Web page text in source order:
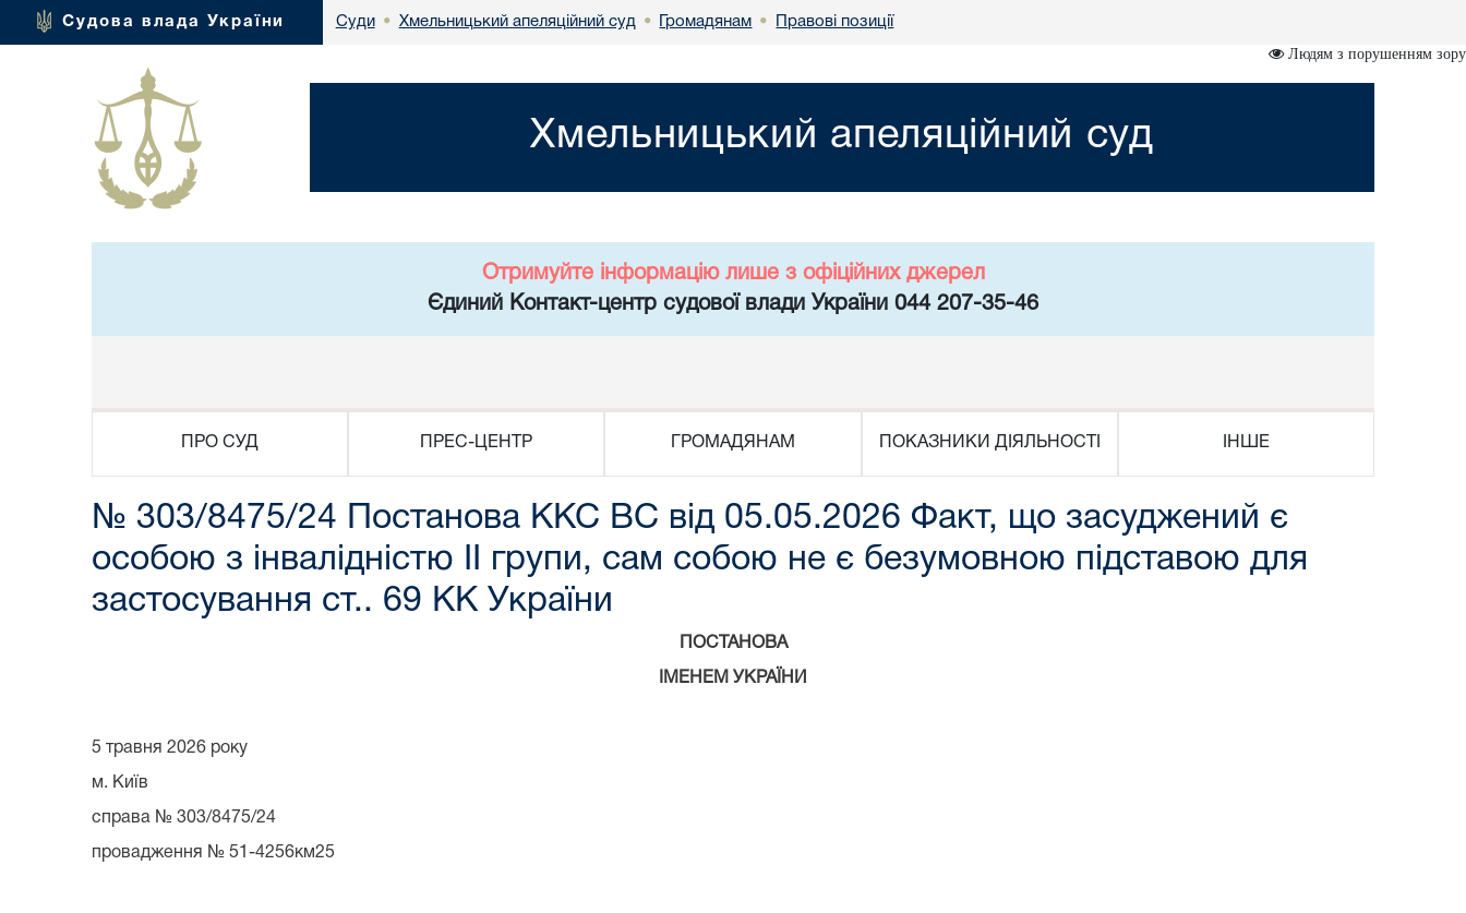
Судова влада України Суди • Хмельницький апеляційний суд • Громадянам • Правові позиції
Людям з порушенням зору
Хмельницький апеляційний суд
Отримуйте інформацію лише з офіційних джерел
Єдиний Контакт-центр судової влади України 044 207-35-46
ПРО СУД ПРЕС-ЦЕНТР ГРОМАДЯНАМ ПОКАЗНИКИ ДІЯЛЬНОСТІ ІНШЕ
№ 303/8475/24 Постанова ККС ВС від 05.05.2026 Факт, що засуджений є
особою з інвалідністю ІІ групи, сам собою не є безумовною підставою для
застосування ст.. 69 КК України
ПОСТАНОВА
ІМЕНЕМ УКРАЇНИ
5 травня 2026 року
м. Київ
справа № 303/8475/24
провадження № 51-4256км25